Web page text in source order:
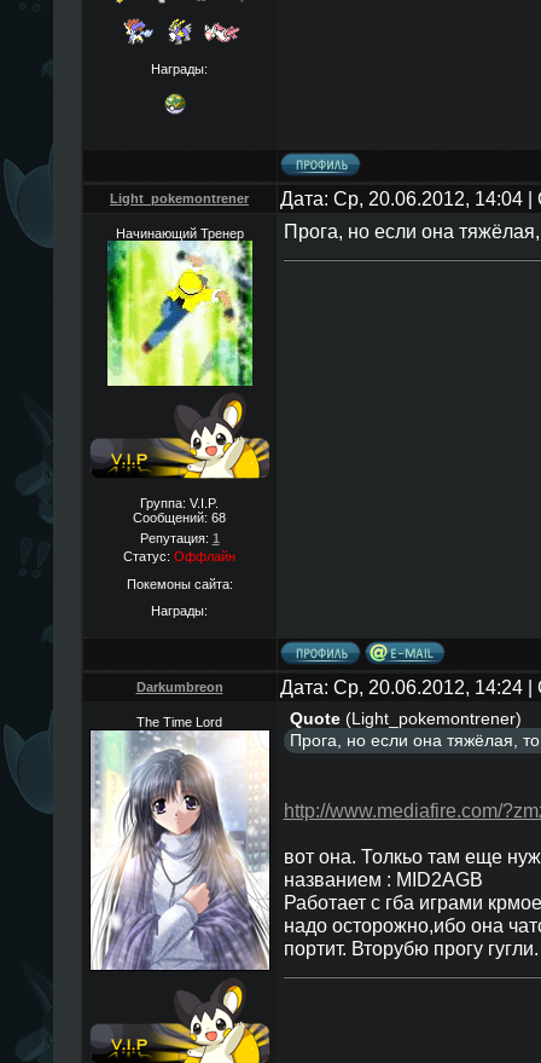
Награды:
Light_pokemontrener Дата: Ср, 20.06.2012, 14:04
Начинающий Тренер
Группа: V.I.P.
Сообщений: 68
Репутация: 1
Статус: Оффлайн
Покемоны сайта:
Награды:
Прога, но если она
Darkumbreon Дата: Ср, 20.06.2012, 14:24
The Time Lord Quote(Light_pokemontrener)
Прога, но если она тяжёлая,
http://www.mediafire.com/
вот она. Толкьо там еще
названием : MID2AGB
Работает с гба играми
надо осторожно,ибо она
портит. Вторубю прогу гугли.